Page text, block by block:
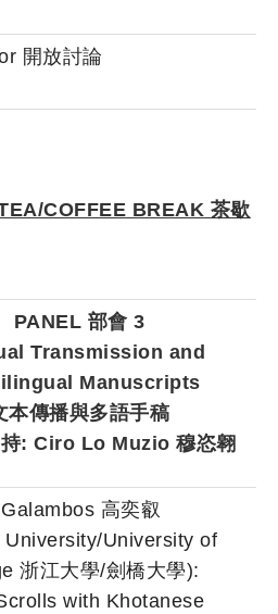
開放討論
COFFEE BREAK 茶歇
PANEL 部會 3
Transmission and
Manuscripts
本傳播與多語手稿
: Ciro Lo Muzio 穆恣翱
高奕叡
University/University of
浙江大學/劍橋大學):
with Khotanese